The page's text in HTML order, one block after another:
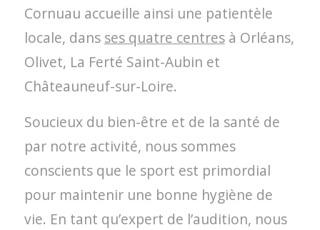
Cornuau accueille ainsi une patientèle
locale, dans ses quatre centresà Orléans,
Olivet, La Ferté Saint-Aubin et
Châteauneuf-sur-Loire.
Soucieux du bien-être et de la santé de
par notre activité, nous sommes
conscients que le sport est primordial
pour maintenir une bonne hygiène de
vie. En tant qu’expert de l’audition, nous